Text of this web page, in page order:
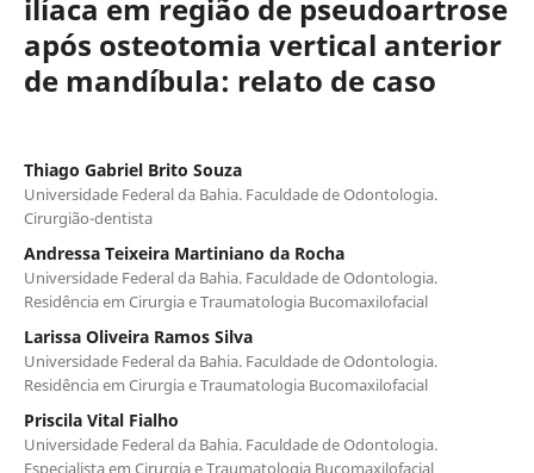
ilíaca em região de pseudoartrose
após osteotomia vertical anterior
de mandíbula: relato de caso
Thiago Gabriel Brito Souza
Universidade Federal da Bahia. Faculdade de Odontologia.
Cirurgião-dentista
Andressa Teixeira Martiniano da Rocha
Universidade Federal da Bahia. Faculdade de Odontologia.
Residência em Cirurgia e Traumatologia Bucomaxilofacial
Larissa Oliveira Ramos Silva
Universidade Federal da Bahia. Faculdade de Odontologia.
Residência em Cirurgia e Traumatologia Bucomaxilofacial
Priscila Vital Fialho
Universidade Federal da Bahia. Faculdade de Odontologia.
Especialista em Cirurgia e Traumatologia Bucomaxilofacial